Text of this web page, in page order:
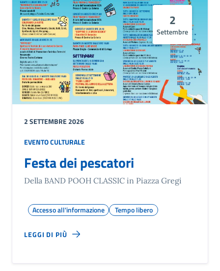
2
Settembre
2 SETTEMBRE 2026
EVENTO CULTURALE
Festa dei pescatori
Della BAND POOH CLASSIC in Piazza Gregi
Accesso all'informazione Tempo libero
LEGGI DI PIÙ